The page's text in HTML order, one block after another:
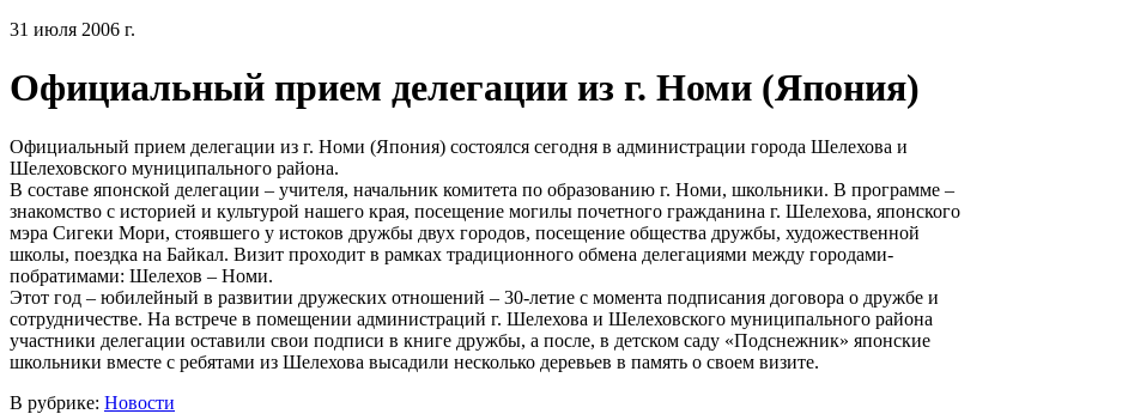
31 июля 2006 г.
Официальный прием делегации из г. Номи (Япония)
Официальный прием делегации из г. Номи (Япония) состоялся сегодня в администрации города Шелехова и
Шелеховского муниципального района.
В составе японской делегации – учителя, начальник комитета по образованию г. Номи, школьники. В программе –
знакомство с историей и культурой нашего края, посещение могилы почетного гражданина г. Шелехова, японского
мэра Сигеки Мори, стоявшего у истоков дружбы двух городов, посещение общества дружбы, художественной
школы, поездка на Байкал. Визит проходит в рамках традиционного обмена делегациями между городами-
побратимами: Шелехов – Номи.
Этот год – юбилейный в развитии дружеских отношений – 30-летие с момента подписания договора о дружбе и
сотрудничестве. На встрече в помещении администраций г. Шелехова и Шелеховского муниципального района
участники делегации оставили свои подписи в книге дружбы, а после, в детском саду «Подснежник» японские
школьники вместе с ребятами из Шелехова высадили несколько деревьев в память о своем визите.
В рубрике: Новости